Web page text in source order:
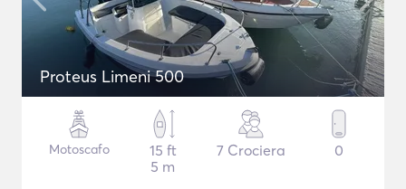
Proteus Limeni 500
Motoscafo
15 ft
5 m
7 Crociera 0